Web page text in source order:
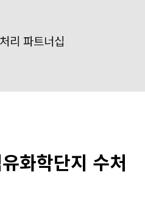
리 파트너십
화학단지 수처